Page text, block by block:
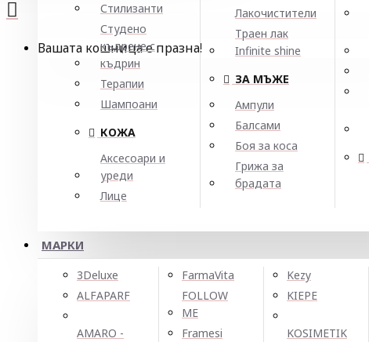
Стилизанти
Студено
къдрене с
къдрин
Терапии
Шампоани
КОЖА
Аксесоари и
уреди
Лице
Лакочистители
Траен лак
Infinite shine
ЗА МЪЖЕ
Ампули
Балсами
Боя за коса
Грижа за
брадата
МАРКИ
3Deluxe
ALFAPARF
AMARO -
FarmaVita
FOLLOW
ME
Framesi
Kezy
KIEPE
KOSIMETIK
Вашата кошница е празна!